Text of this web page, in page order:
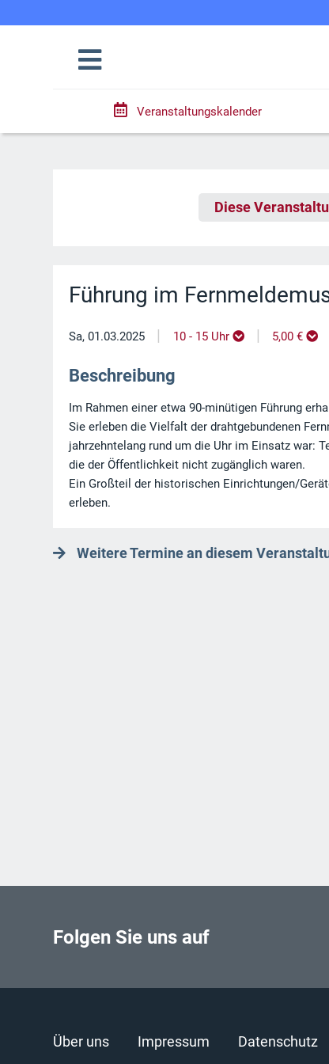
Veranstaltungskalender
Diese
Führung im
Sa, 01.03.2025 | 10 - 15 Uhr | 5,00 €
Beschreibung
Im Rahmen einer etwa 90-minütigen Führung
Sie erleben die Vielfalt der drahtgebundenen
jahrzehntelang rund um die Uhr im Einsatz war:
die der Öffentlichkeit nicht zugänglich waren.
Ein Großteil der historischen Einrichtungen/
erleben.
Weitere Termine an diesem
Folgen Sie uns auf
Über uns Impressum Datenschutz